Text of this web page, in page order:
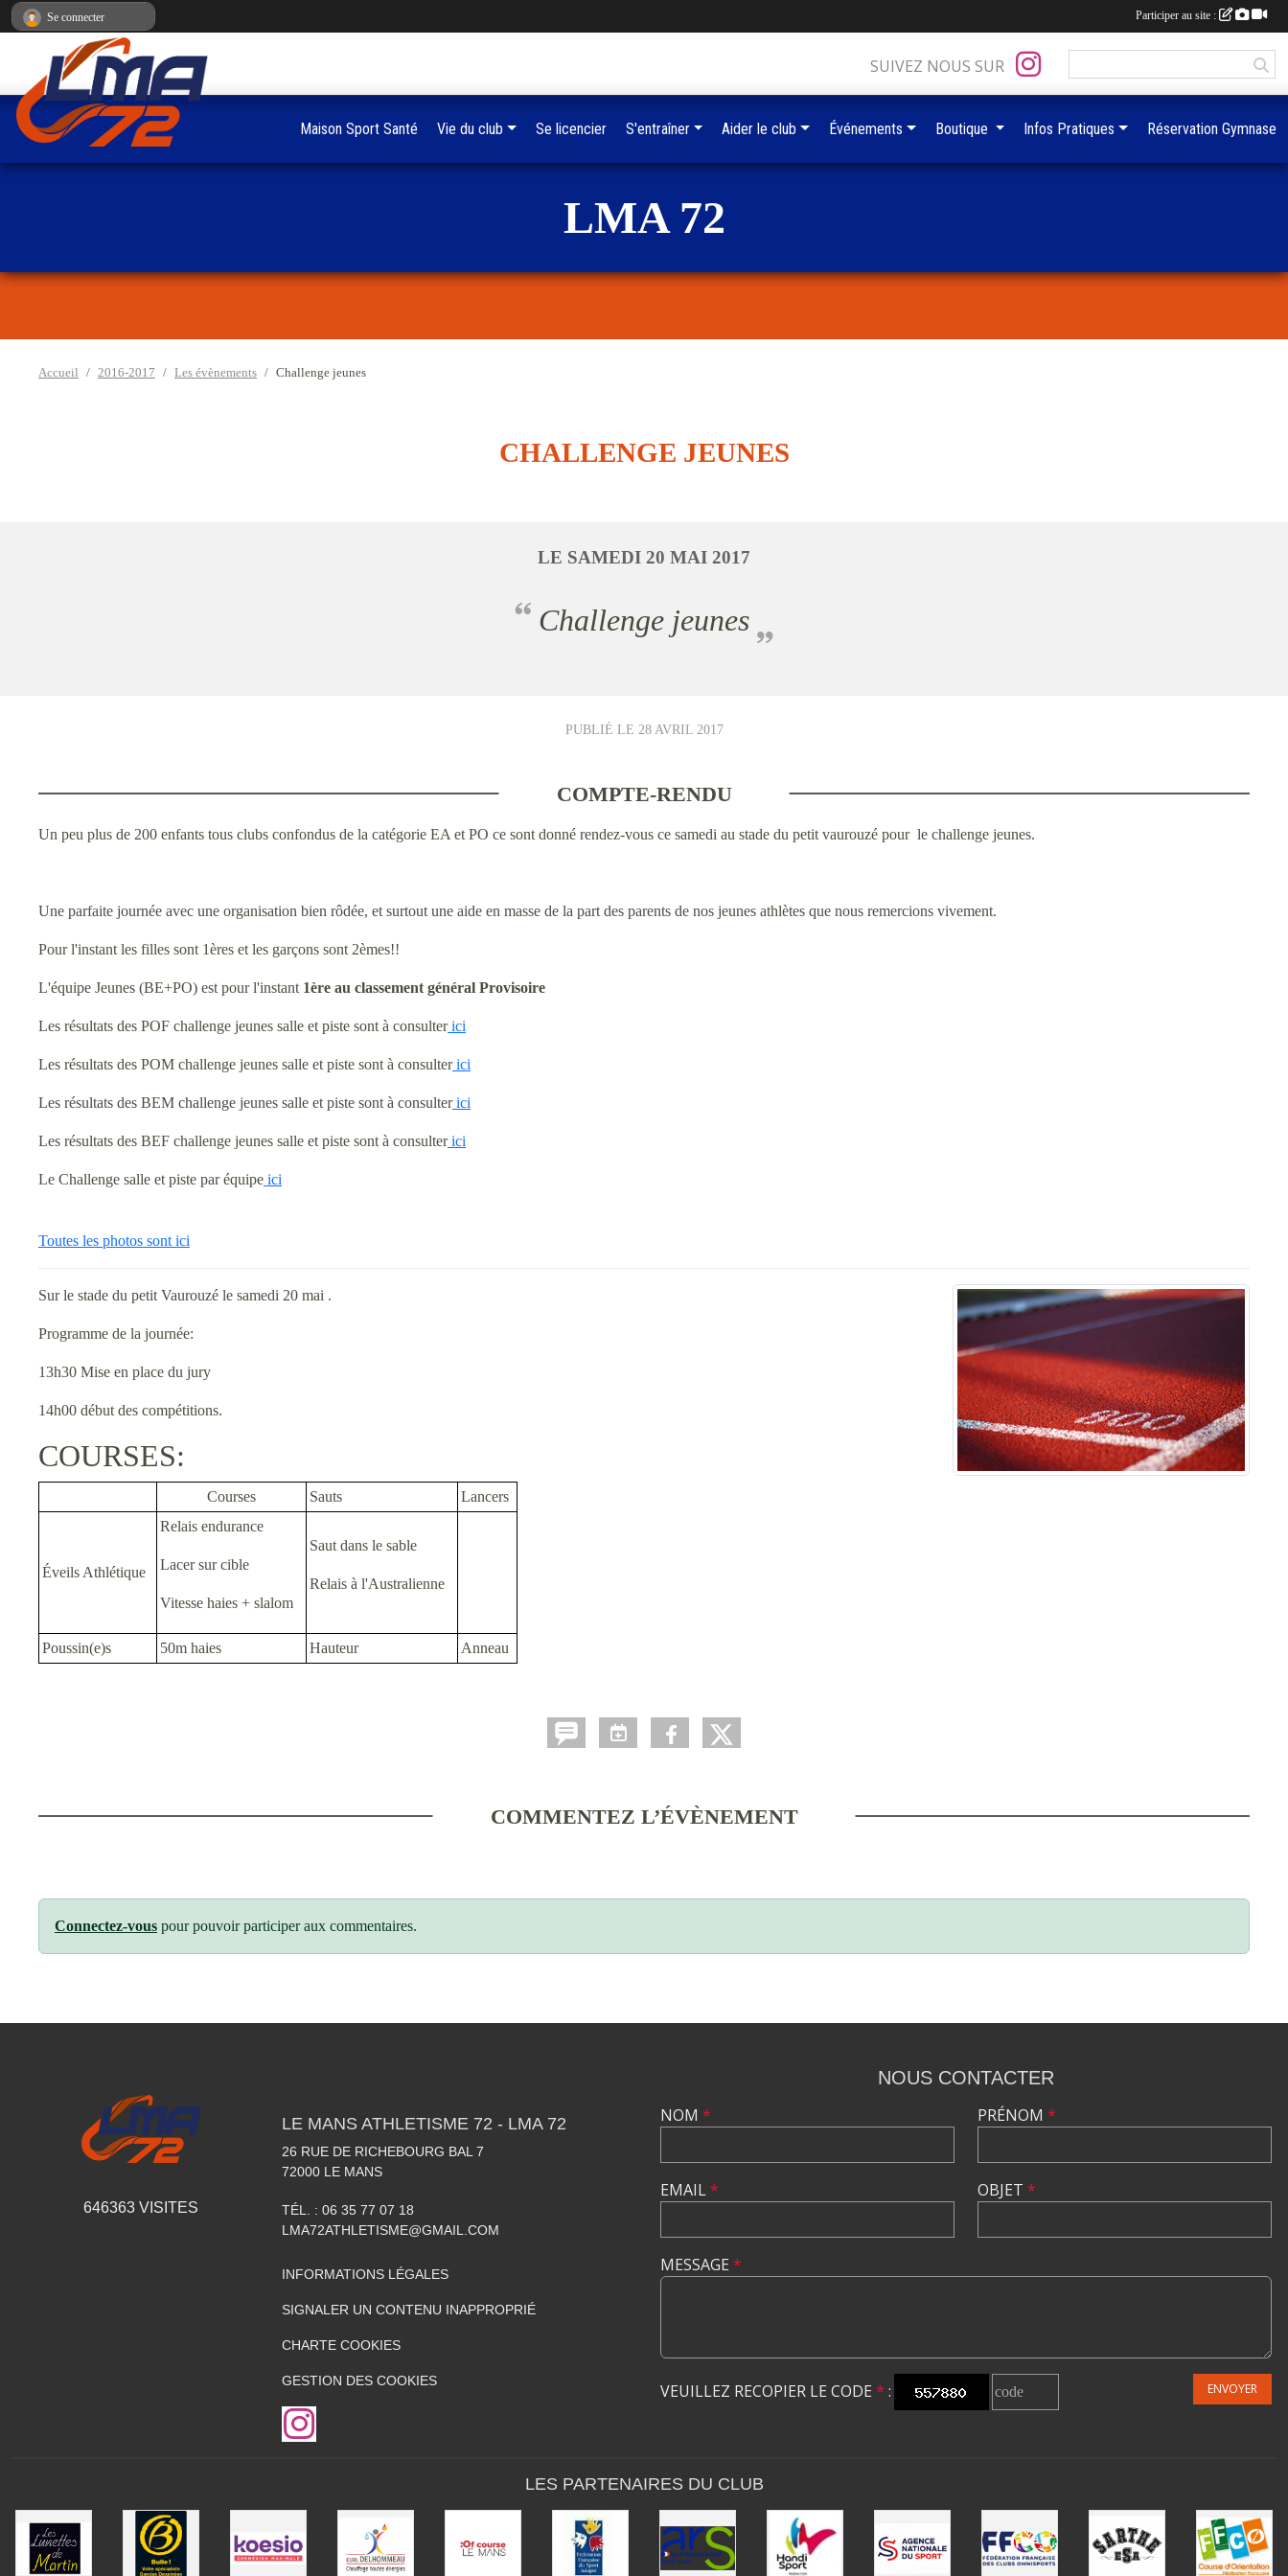
LMA 72
Accueil 2016-2017 Les évènements Challenge jeunes
CHALLENGE JEUNES
LE SAMEDI 20 MAI 2017
Challenge jeunes
PUBLIÉ LE 28 AVRIL 2017
COMPTE-RENDU
Un peu plus de 200 enfants tous clubs confondus de la catégorie EA et PO ce sont donné rendez-vous ce samedi au stade du petit vaurouzé pour le challenge jeunes.
Une parfaite journée avec une organisation bien rôdée, et surtout une aide en masse de la part des parents de nos jeunes athlètes que nous remercions vivement.
Pour l'instant les filles sont 1ères et les garçons sont 2èmes!!
L'équipe Jeunes (BE+PO) est pour l'instant 1ère au classement général Provisoire
Les résultats des POF challenge jeunes salle et piste sont à consulterici
Les résultats des POM challenge jeunes salle et piste sont à consulterici
Les résultats des BEM challenge jeunes salle et piste sont à consulterici
Les résultats des BEF challenge jeunes salle et piste sont à consulterici
Le Challenge salle et piste par équipe ici
Toutes les photos sont ici
Sur le stade du petit Vaurouzé le samedi 20 mai .
Programme de la journée:
13h30 Mise en place du jury
14h00 début des compétitions.
COURSES:
Courses Sauts Lancers
Éveils Athlétique
Relais endurance
Lacer sur cible
Vitesse haies + slalom
Saut dans le sable
Relais à l'Australienne
Poussin(e)s 50m haies Hauteur Anneau
COMMENTEZ L’ÉVÈNEMENT
Connectez-vous pour pouvoir participer aux commentaires.
SUIVEZ NOUS SUR
Maison Sport Santé Vie du club Se licencier S'entraîner Aider le club Événements Boutique Infos Pratiques Réservation Gymnase
646363 VISITES
LE MANS ATHLETISME 72 - LMA 72
26 RUE DE RICHEBOURG BAL 7
72000 LE MANS
TÉL. : 06 35 77 07 18
LMA72ATHLETISME@GMAIL.COM
INFORMATIONS LÉGALES
SIGNALER UN CONTENU INAPPROPRIÉ
CHARTE COOKIES
GESTION DES COOKIES
NOUS CONTACTER
NOM *
EMAIL*
PRÉNOM *
OBJET *
MESSAGE *
VEUILLEZ RECOPIER LE CODE * : ENVOYER
LES PARTENAIRES DU CLUB
Se connecter Participer au site :
Panneau de gestion des cookies